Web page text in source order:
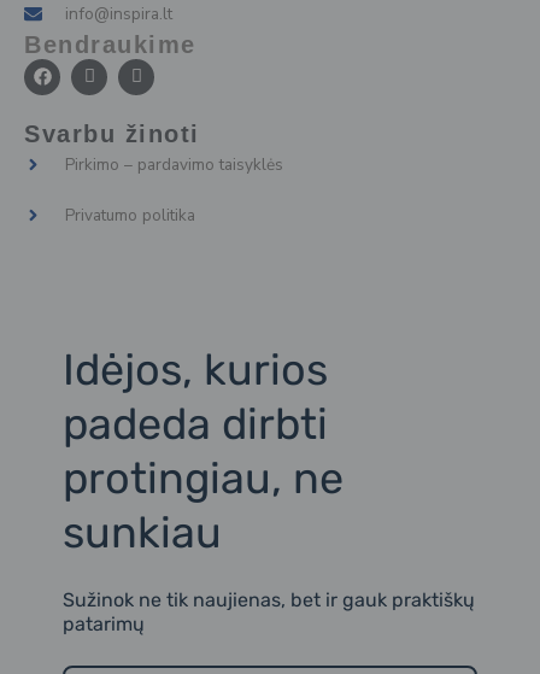
info@inspira.lt
Bendraukime
F
a
c
b
I
c
o
n
-
i
n
t
a
I
c
o
n
-
l
k
e
Svarbu žinoti
Pirkimo – pardavimo taisyklės
Privatumo politika
Idėjos, kurios
padeda dirbti
protingiau, ne
sunkiau
Sužinok ne tik naujienas, bet ir gauk praktiškų
patarimų